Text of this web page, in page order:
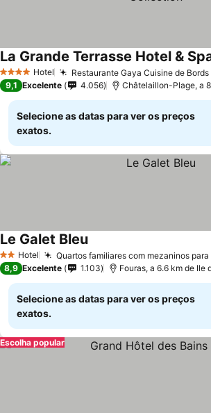
4 EstrelasHotel Restaurante Gaya Cuisine de
Ver preços
9,1 Excelente 4.056 Châtelaillon-Plage, a
Selecione as datas para ver os preços
exatos.
2 Estrelas
Hotel Quartos familiares com mezaninos para
Le Galet BleuVer preços
8,9 Excelente 1.103 Fouras, a 6.6 km de Ile
Selecione as datas para ver os preços
exatos.
Escolha popular